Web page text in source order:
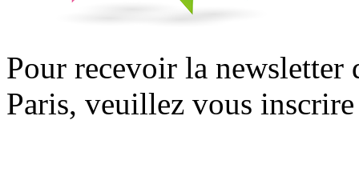
Pour recevoir la
Paris, veuillez vous